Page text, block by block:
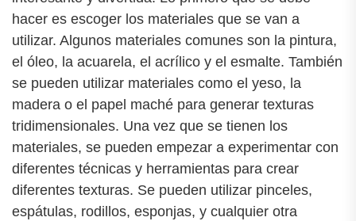
hacer es escoger los materiales que se van a
utilizar. Algunos materiales comunes son la pintura,
el óleo, la acuarela, el acrílico y el esmalte. También
se pueden utilizar materiales como el yeso, la
madera o el papel maché para generar texturas
tridimensionales. Una vez que se tienen los
materiales, se pueden empezar a experimentar con
diferentes técnicas y herramientas para crear
diferentes texturas. Se pueden utilizar pinceles,
espátulas, rodillos, esponjas, y cualquier otra